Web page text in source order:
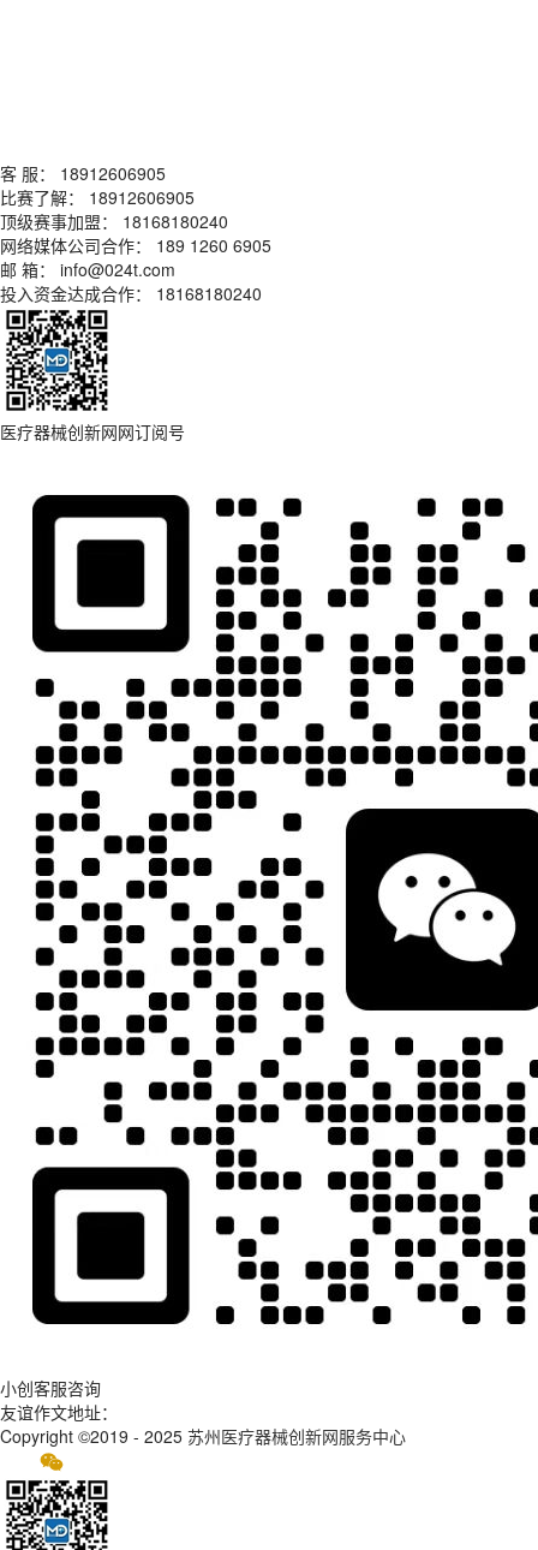
客 服： 18912606905
比赛了解： 18912606905
顶级赛事加盟： 18168180240
网络媒体公司合作： 189 1260 6905
邮 箱： info@024t.com
投入资金达成合作： 18168180240
医疗器械创新网网订阅号
小创客服咨询
友谊作文地址：
Copyright ©2019 - 2025 苏州医疗器械创新网服务中心